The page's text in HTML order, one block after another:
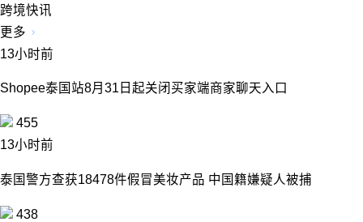
跨境快讯
更多
13小时前
Shopee泰国站8月31日起关闭买家端商家聊天入口
455
13小时前
泰国警方查获18478件假冒美妆产品 中国籍嫌疑人被捕
438